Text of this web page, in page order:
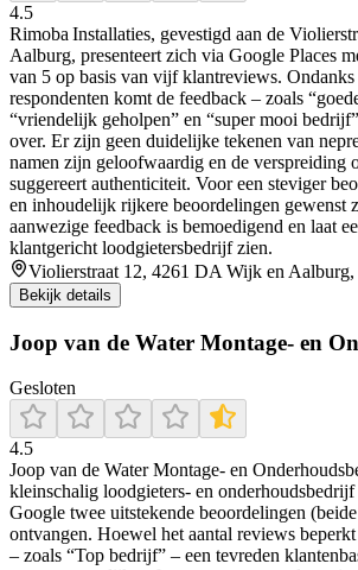
4.5
Rimoba Installaties, gevestigd aan de
Aalburg, presenteert zich via Google Places
van 5 op basis van vijf klantreviews. Ondanks
respondenten komt de feedback – zoals
“vriendelijk geholpen” en “super mooi
over. Er zijn geen duidelijke tekenen van
namen zijn geloofwaardig en de verspreiding
suggereert authenticiteit. Voor een steviger
en inhoudelijk rijkere beoordelingen gewenst
aanwezige feedback is bemoedigend en laat
klantgericht loodgietersbedrijf zien.
Violierstraat 12, 4261 DA Wijk en Aalburg,
Bekijk details
Joop van de Water Montage- en
Gesloten
4.5
Joop van de Water Montage‑ en
kleinschalig loodgieters- en
Google twee uitstekende beoordelingen
ontvangen. Hoewel het aantal reviews
– zoals “Top bedrijf” – een tevreden